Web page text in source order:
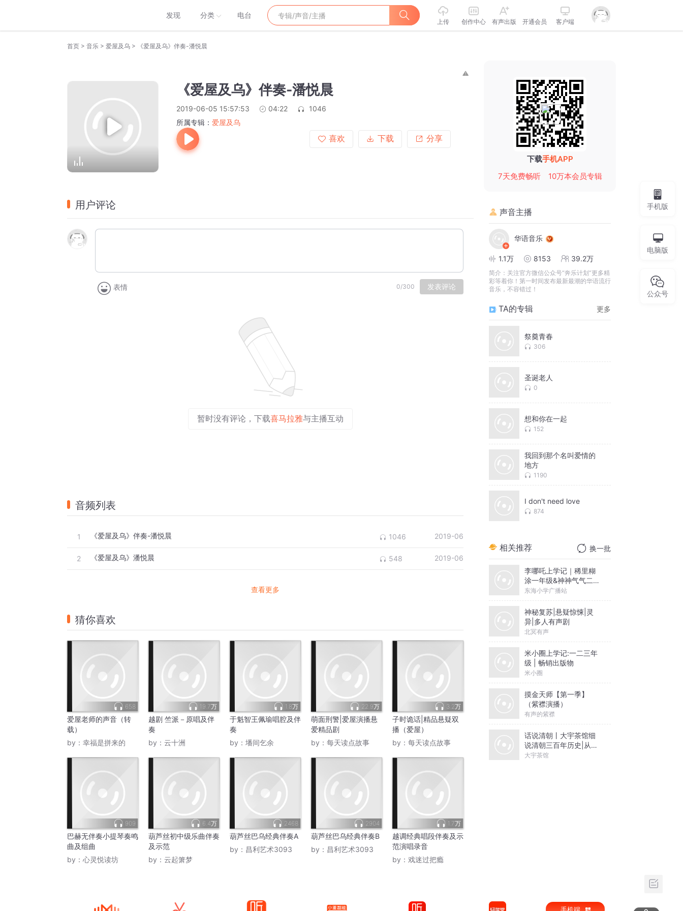
发现 分类 电台
上传 创作中心 有声出版 开通会员 客户端
首页 > 音乐 > 爱屋及乌 > 《爱屋及乌》伴奏-潘悦晨
《爱屋及乌》伴奏-潘悦晨
2019-06-05 15:57:53 04:22
1046
所属专辑： 爱屋及乌
喜欢
下载 分享
用户评论
表情 0/300 发表评论
暂时没有评论，下载喜马拉雅与主播互动
音频列表
1 《爱屋及乌》伴奏-潘悦晨 1046 2019-06
2 《爱屋及乌》潘悦晨 548 2019-06
查看更多
猜你喜欢
658
爱屋老师的声音（转
载）
by： 幸福是拼来的
19.7万
越剧 竺派－原唱及伴
奏
by： 云十洲
1.8万
于魁智王佩瑜唱腔及伴
奏
by： 墦间乞余
22.9万
萌面刑警|爱屋演播悬
爱精品剧
by： 每天读点故事
3.2万
子时诡话|精品悬疑双
播（爱屋）
by： 每天读点故事
909
巴赫无伴奏小提琴奏鸣
曲及组曲
by： 心灵悦读坊
6.4万
葫芦丝初中级乐曲伴奏
及示范
by： 云起箫梦
2468
葫芦丝巴乌经典伴奏A
by： 昌利艺术3093
2904
葫芦丝巴乌经典伴奏B
by： 昌利艺术3093
1.7万
越调经典唱段伴奏及示
范演唱录音
by： 戏迷过把瘾
下载手机APP
7天免费畅听
10万本会员专辑
声音主播
华语音乐
1.1万 8153 39.2万
简介： 关注官方微信公众号“奔乐计划”更多精
彩等着你！第一时间发布最新最潮的华语流行
音乐，不容错过！
TA的专辑 更多
祭奠青春
306
圣诞老人
0
想和你在一起
152
我回到那个名叫爱情的
地方
1190
I don't need love
874
相关推荐 换一批
李哪吒上学记｜稀里糊
涂一年级&神神气气二年
级
东海小学广播站
神秘复苏|悬疑惊悚|灵
异|多人有声剧
北冥有声
米小圈上学记:一二三年
级 | 畅销出版物
米小圈
摸金天师【第一季】
（紫襟演播）
有声的紫襟
话说清朝丨大宇茶馆细
说清朝三百年历史|从努
尔哈赤到末代皇帝溥仪|
大宇茶馆
手机版
电脑版
公众号